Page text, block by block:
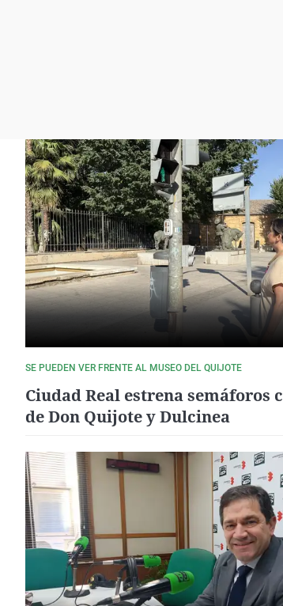
SE PUEDEN VER FRENTE AL MUSEO DEL QUIJOTE
Ciudad Real estrena semáforos
de Don Quijote y Dulcinea